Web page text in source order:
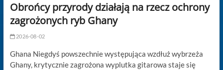
Obrońcy przyrody działają na rzecz ochrony
zagrożonych ryb Ghany
2026-08-02
Ghana Niegdyś powszechnie występująca wzdłuż wybrzeża
Ghany, krytycznie zagrożona wyplutka gitarowa staje się